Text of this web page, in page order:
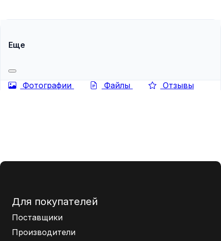
Еще
Фотографии Файлы Отзывы
Для покупателей
Поставщики
Производители